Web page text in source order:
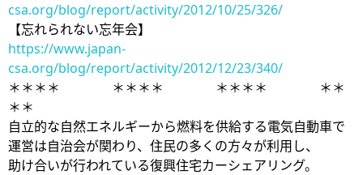
csa.org/blog/report/activity/2012/10/25/326/
【忘れられない忘年会】
https://www.japan-
csa.org/blog/report/activity/2012/12/23/340/
＊＊＊＊ ＊＊＊＊ ＊＊＊＊ ＊＊
＊＊
自立的な自然エネルギーから燃料を供給する電気自動車で
運営は自治会が関わり、住民の多くの方々が利用し、
助け合いが行われている復興住宅カーシェアリング。